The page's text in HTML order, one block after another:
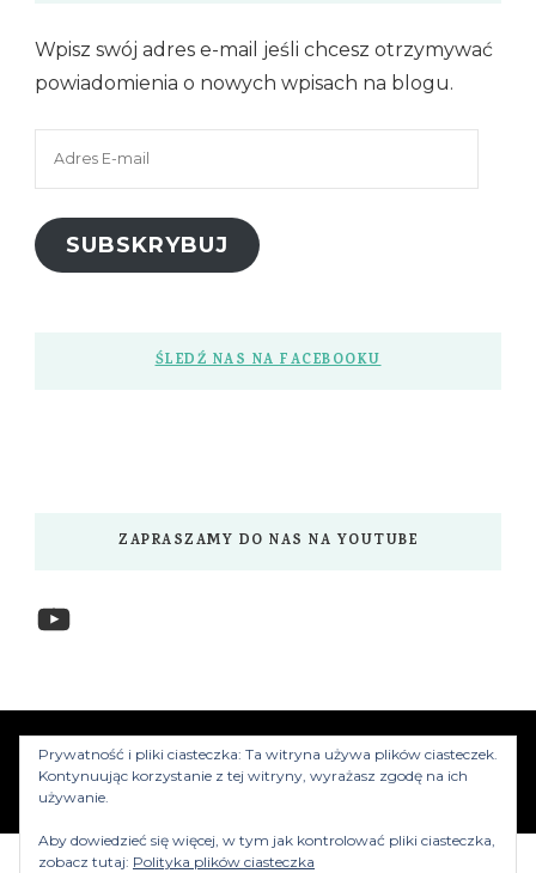
Wpisz swój adres e-mail jeśli chcesz otrzymywać
powiadomienia o nowych wpisach na blogu.
SUBSKRYBUJ
ŚLEDŹ NAS NA FACEBOOKU
ZAPRASZAMY DO NAS NA YOUTUBE
YouTube
www.myzwiedzamy.pl Vilva | Stworzony przez
Blossom Themes.Silnik:WordPress
Prywatność i pliki ciasteczka: Ta witryna używa plików ciasteczek.
Kontynuując korzystanie z tej witryny, wyrażasz zgodę na ich
używanie.
Aby dowiedzieć się więcej, w tym jak kontrolować pliki ciasteczka,
zobacz tutaj: Polityka plików ciasteczka